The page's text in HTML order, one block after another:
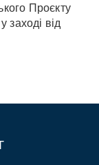
Проєкту
заході від